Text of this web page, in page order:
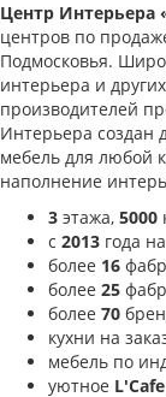
Центр Интерьера
центров по
Подмосковья.
интерьера и
производителей
Интерьера создан
мебель для любой
наполнение
3 этажа, 5000
с 2013 года
более 16
более 25
более 70
кухни на
мебель по
уютное L'Cafe